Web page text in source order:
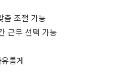
춤 조절 가능
근무 선택 가능
롭게